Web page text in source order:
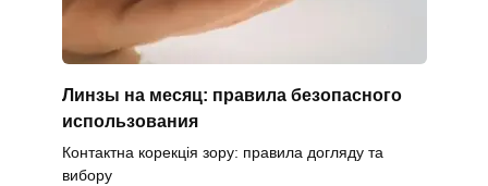
Линзы на месяц: правила безопасного
использования
Контактна корекція зору: правила догляду та
вибору